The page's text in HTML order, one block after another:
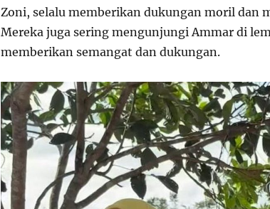
Zoni, selalu memberikan dukungan moril dan
Mereka juga sering mengunjungi Ammar di
memberikan semangat dan dukungan.